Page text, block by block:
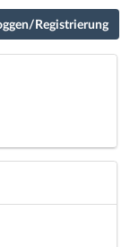
Registrierung